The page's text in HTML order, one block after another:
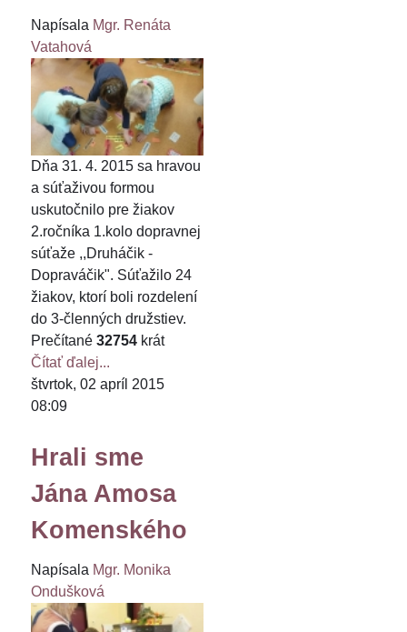
Napísala Mgr. Renáta
Vatahová
Dňa 31. 4. 2015 sa hravou
a súťaživou formou
uskutočnilo pre žiakov
2.ročníka 1.kolo dopravnej
súťaže ,,Druháčik -
Dopraváčik". Súťažilo 24
žiakov, ktorí boli rozdelení
do 3-členných družstiev.
Prečítané 32754 krát
Čítať ďalej...
štvrtok, 02 apríl 2015
08:09
Hrali sme
Jána Amosa
Komenského
Napísala Mgr. Monika
Ondušková